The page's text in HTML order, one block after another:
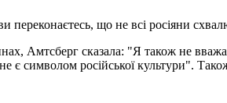
переконаєтесь, що не всі росіяни
Амтсберг сказала: "Я також не
є символом російської культури".